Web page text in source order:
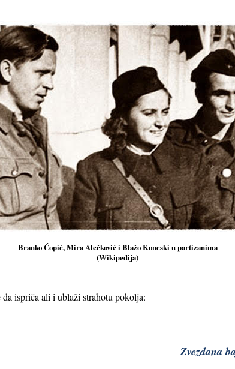
Branko Ćopić, Mira Alečković i Blažo Koneski u partizanima
(Wikipedija)
da ispriča ali i ublaži strahotu pokolja:
Zvezdana